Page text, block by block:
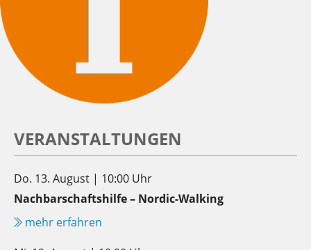
VERANSTALTUNGEN
Do. 13. August | 10:00 Uhr
Nachbarschaftshilfe – Nordic-Walking
mehr erfahren